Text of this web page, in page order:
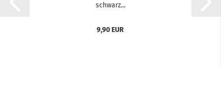
schwarz...
9,90 EUR